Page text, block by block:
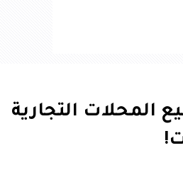
المحلات التجارية